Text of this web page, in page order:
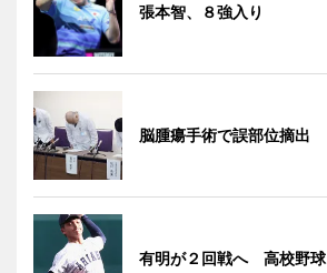
張本智、８強入り
脳腫瘍手術で誤部位摘出
有明が２回戦へ 高校野球